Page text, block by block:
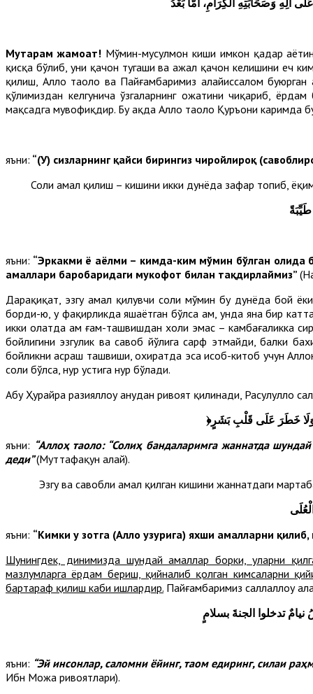
Муҳтарам жамоат! Мўмин-мусулмон киши имкон қадар
қисқа бўлиб, уни қачон тугаши ва ажал қачон келишини ҳеч
қилиш, Аллоҳ таоло ва Пайғамбаримиз алайҳиссалом
қўлимиздан келгунича ўзгаларнинг ҳожатини чиқариб,
мақсадга мувофиқдир. Бу ҳақда Аллоҳ таоло Қуръони каримда
яъни: “(У) сизларнинг қайси бирингиз чиройлироқ
Солиҳ амал қилиш – кишини икки дунёда зафар топиб,
яъни: “Эркакми ё аёлми – кимда-ким мўмин бўлган ҳолида
амаллари баробаридаги мукофот билан тақдирлаймиз”
Дарҳақиқат, эзгу амал қилувчи солиҳ мўмин бу дунёда бой
борди-ю, у фақирликда яшаётган бўлса ҳам, унда яна бир
икки ҳолатда ҳам ғам-ташвишдан холи эмас – камбағаликка
бойлигини эзгулик ва савоб йўлига сарф этмайди, балки
бойликни асраш ташвиши, охиратда эса ҳисоб-китоб учун
солиҳ бўлса, нур устига нур бўлади.
Абу Ҳурайра разияллоҳу анҳудан ривоят қилинади, Расулуллоҳ
﴿وَلَا خَطَرَ عَلَى قَلْبِ بَشَرٍ
яъни: “Аллоҳ таоло: “Солиҳ бандаларимга жаннатда
деди”(Муттафақун алайҳ).
Эзгу ва савобли амал қилган кишини жаннатдаги
яъни: “Кимки у зотга (Аллоҳ ҳузурига) яхши амалларни
Шунингдек, динимизда шундай амаллар борки, уларни
мазлумларга ёрдам бериш, қийналиб қолган кимсаларни
бартараф қилиш каби ишлардир. Пайғамбаримиз саллаллоҳу
تدخلوا الجنةَ بسلامٍ
яъни: “Эй инсонлар, саломни ёйинг, таом едиринг, силаи
Ибн Можа ривоятлари).